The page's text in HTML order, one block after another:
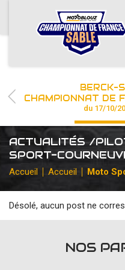
ACCUEIL
ACTUS
CHAMPIONNAT
RÉSULTATS
PHOTOS / WEB TV
PARTENAIRES
BERCK-
CHAMPIONNAT DE
du 17/10/
ACTUALITÉS /
SPORT-
Accueil Accueil Moto
Désolé, aucun post ne
NOS